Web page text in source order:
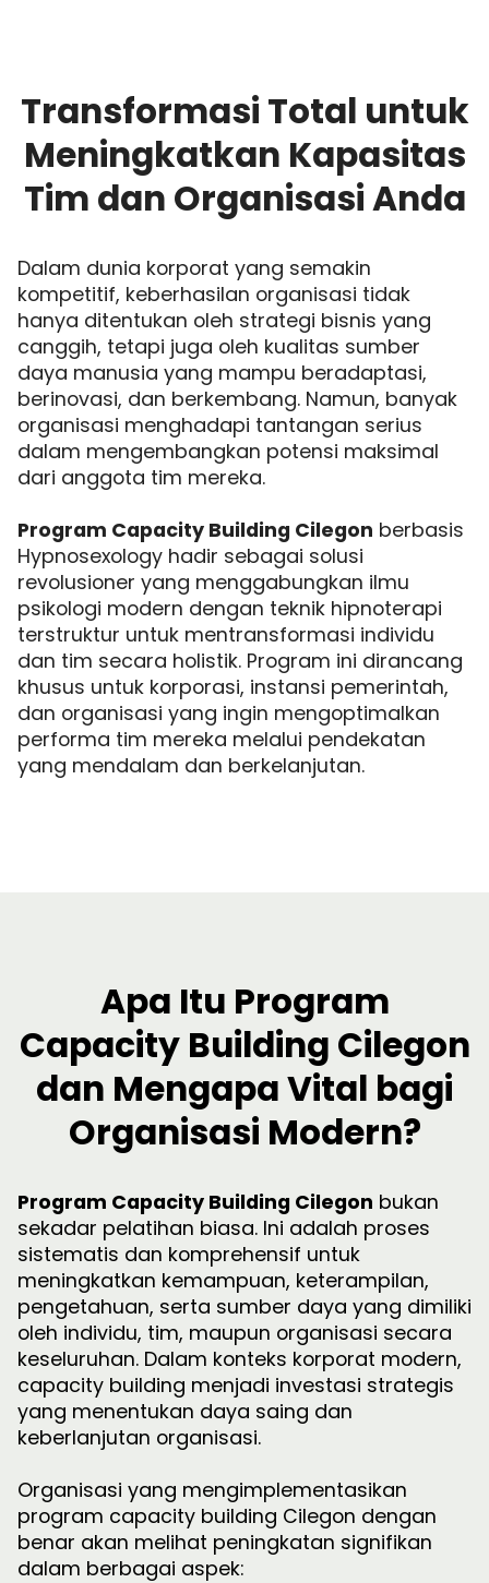
Transformasi Total untuk
Meningkatkan Kapasitas
Tim dan Organisasi Anda
Dalam dunia korporat yang semakin
kompetitif, keberhasilan organisasi tidak
hanya ditentukan oleh strategi bisnis yang
canggih, tetapi juga oleh kualitas sumber
daya manusia yang mampu beradaptasi,
berinovasi, dan berkembang. Namun, banyak
organisasi menghadapi tantangan serius
dalam mengembangkan potensi maksimal
dari anggota tim mereka.
Program Capacity Building Cilegon berbasis
Hypnosexology hadir sebagai solusi
revolusioner yang menggabungkan ilmu
psikologi modern dengan teknik hipnoterapi
terstruktur untuk mentransformasi individu
dan tim secara holistik. Program ini dirancang
khusus untuk korporasi, instansi pemerintah,
dan organisasi yang ingin mengoptimalkan
performa tim mereka melalui pendekatan
yang mendalam dan berkelanjutan.
Apa Itu Program
Capacity Building Cilegon
dan Mengapa Vital bagi
Organisasi Modern?
Program Capacity Building Cilegon bukan
sekadar pelatihan biasa. Ini adalah proses
sistematis dan komprehensif untuk
meningkatkan kemampuan, keterampilan,
pengetahuan, serta sumber daya yang dimiliki
oleh individu, tim, maupun organisasi secara
keseluruhan. Dalam konteks korporat modern,
capacity building menjadi investasi strategis
yang menentukan daya saing dan
keberlanjutan organisasi.
Organisasi yang mengimplementasikan
program capacity building Cilegon dengan
benar akan melihat peningkatan signifikan
dalam berbagai aspek: